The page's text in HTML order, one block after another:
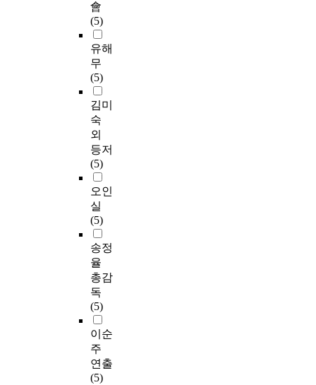
會
(5)
유해
무
(5)
김미
숙
외
등저
(5)
오인
실
(5)
송정
율
총감
독
(5)
이순
주
연출
(5)